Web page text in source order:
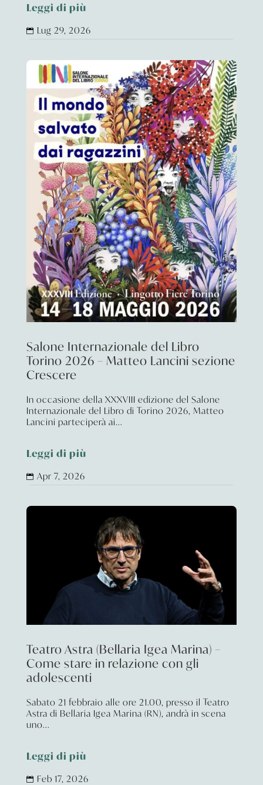
Leggi di più
 Lug 29, 2026
Salone Internazionale del Libro
Torino 2026 – Matteo Lancini sezione
Crescere
In occasione della XXXVIII edizione del Salone
Internazionale del Libro di Torino 2026, Matteo
Lancini parteciperà ai...
Leggi di più
 Apr 7, 2026
Teatro Astra (Bellaria Igea Marina) –
Come stare in relazione con gli
adolescenti
Sabato 21 febbraio alle ore 21.00, presso il Teatro
Astra di Bellaria Igea Marina (RN), andrà in scena
uno...
Leggi di più
 Feb 17, 2026